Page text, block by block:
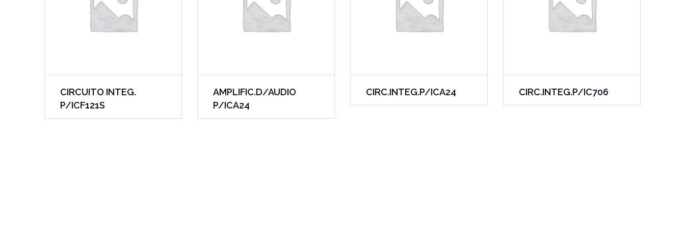
CIRCUITO INTEG.
P/ICF121S
AMPLIFIC.D/AUDIO
P/ICA24
CIRC.INTEG.P/ICA24 CIRC.INTEG.P/IC706